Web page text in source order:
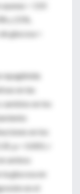
< 110
y 21%,
glucosa <
repaglinida
en las
en los
en los
p < 0.001; r
ambos
glucosa en
en el